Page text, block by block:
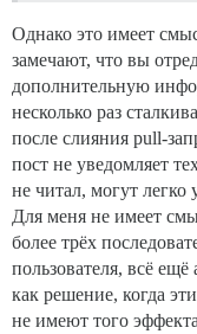
Однако это имеет
замечают, что вы
дополнительную
несколько раз
после слияния pull-
пост не уведомляет
не читал, могут легко
Для меня не имеет
более трёх
пользователя, всё
как решение, когда
не имеют того